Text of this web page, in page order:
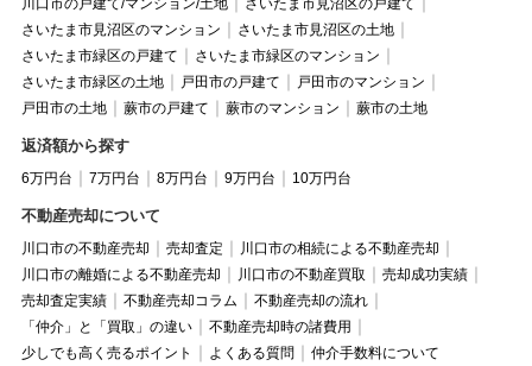
川口市の戸建て/マンション/土地
さいたま市見沼区の戸建て
さいたま市見沼区のマンション
さいたま市見沼区の土地
さいたま市緑区の戸建て
さいたま市緑区のマンション
さいたま市緑区の土地
戸田市の戸建て
戸田市のマンション
戸田市の土地
蕨市の戸建て 蕨市のマンション 蕨市の土地
返済額から探す
6万円台 7万円台 8万円台 9万円台 10万円台
不動産売却について
川口市の不動産売却 売却査定
川口市の相続による不動産売却
川口市の離婚による不動産売却
川口市の不動産買取
売却成功実績
売却査定実績
不動産売却コラム
不動産売却の流れ
「仲介」と「買取」の違い
不動産売却時の諸費用
少しでも高く売るポイント
よくある質問 仲介手数料について